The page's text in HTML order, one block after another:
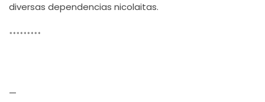
diversas dependencias nicolaitas.
*********
—